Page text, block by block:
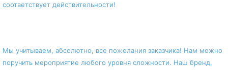
соответствует действительности!
Мы учитываем, абсолютно, все пожелания заказчика! Нам можно
поручить мероприятие любого уровня сложности. Наш бренд,